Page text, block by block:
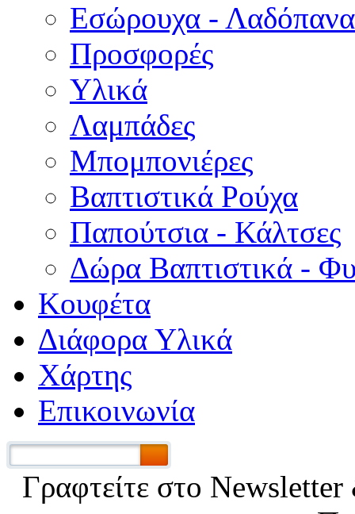
Εσώρουχα -
Προσφορές
Υλικά
Λαμπάδες
Μπομπονιέρες
Βαπτιστικά Ρούχα
Παπούτσια - Κάλτσες
Δώρα Βαπτιστικά -
Κουφέτα
Διάφορα Υλικά
Χάρτης
Επικοινωνία
Γραφτείτε στο Νewsletter